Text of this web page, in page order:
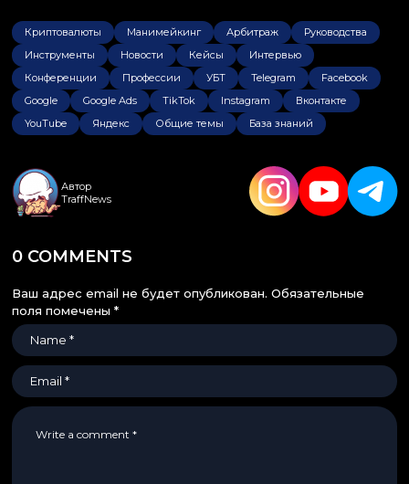
Криптовалюты Манимейкинг Арбитраж
Руководства
Инструменты
Новости Кейсы
Интервью
Конференции
Профессии УБТ Telegram
Facebook
Google
Google Ads TikTok Instagram
Вконтакте
YouTube
Яндекс Общие темы База знаний
Автор
TraffNews
0 COMMENTS
Ваш адрес email не будет опубликован. Обязательные
поля помечены *